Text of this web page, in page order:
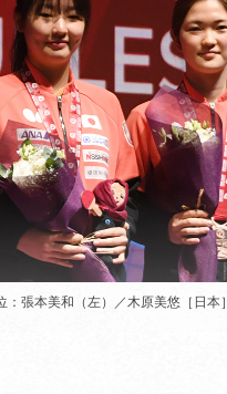
：張本美和（左）／木原美悠［日本］